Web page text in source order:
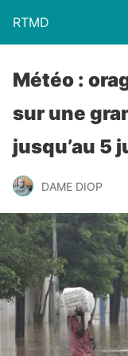
RTMD
Météo :
sur une
jusqu’au 5
DAME DIOP